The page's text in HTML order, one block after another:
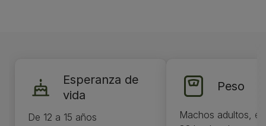
Esperanza de
vida
De 12 a 15 años
Peso
Machos adultos,